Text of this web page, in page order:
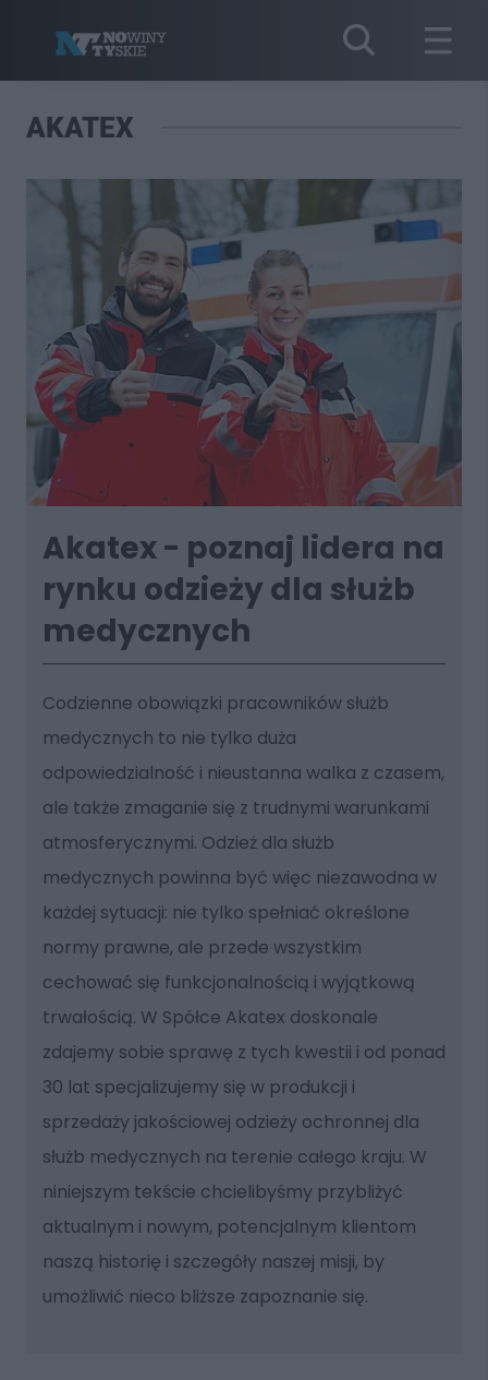
AKATEX
Akatex - poznaj lidera na
rynku odzieży dla służb
medycznych
Codzienne obowiązki pracowników służb
medycznych to nie tylko duża
odpowiedzialność i nieustanna walka z czasem,
ale także zmaganie się z trudnymi warunkami
atmosferycznymi. Odzież dla służb
medycznych powinna być więc niezawodna w
każdej sytuacji: nie tylko spełniać określone
normy prawne, ale przede wszystkim
cechować się funkcjonalnością i wyjątkową
trwałością. W Spółce Akatex doskonale
zdajemy sobie sprawę z tych kwestii i od ponad
30 lat specjalizujemy się w produkcji i
sprzedaży jakościowej odzieży ochronnej dla
służb medycznych na terenie całego kraju. W
niniejszym tekście chcielibyśmy przybliżyć
aktualnym i nowym, potencjalnym klientom
naszą historię i szczegóły naszej misji, by
umożliwić nieco bliższe zapoznanie się.